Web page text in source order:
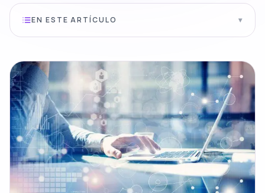
EN ESTE ARTÍCULO ▾